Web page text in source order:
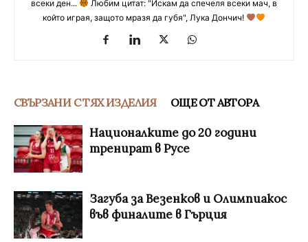
всеки ден...
Любим цитат: "Искам да спечеля всеки мач, в
който играя, защото мразя да губя", Лука Дончич!
СВЪРЗАНИ С ТЯХ ИЗДЕЛИЯ ОЩЕ ОТ АВТОРА
Националките до 20 години
тренират в Русе
Загуба за Везенков и Олимпиакос
във финалите в Гърция